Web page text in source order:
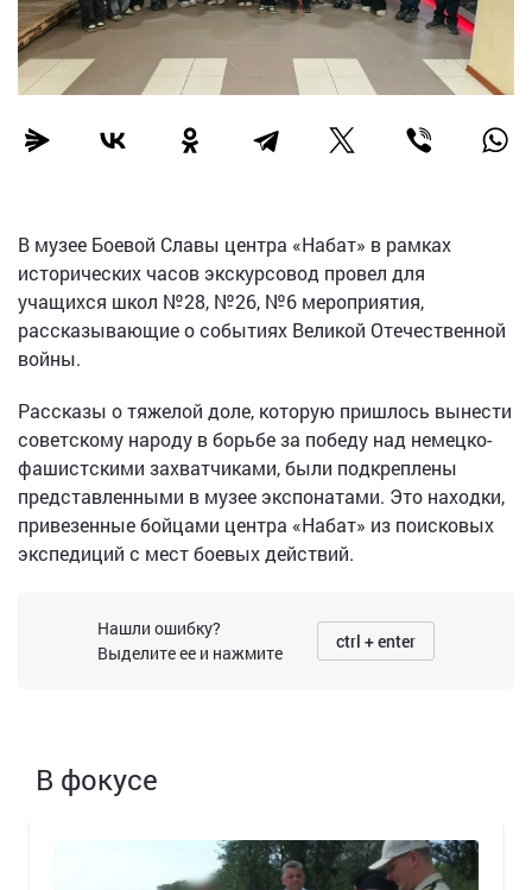
В музее Боевой Славы центра «Набат» в рамках
исторических часов экскурсовод провел для
учащихся школ №28, №26, №6 мероприятия,
рассказывающие о событиях Великой Отечественной
войны.
Рассказы о тяжелой доле, которую пришлось вынести
советскому народу в борьбе за победу над немецко-
фашистскими захватчиками, были подкреплены
представленными в музее экспонатами. Это находки,
привезенные бойцами центра «Набат» из поисковых
экспедиций с мест боевых действий.
Нашли ошибку?
Выделите ее и нажмите
ctrl + enter
В фокусе